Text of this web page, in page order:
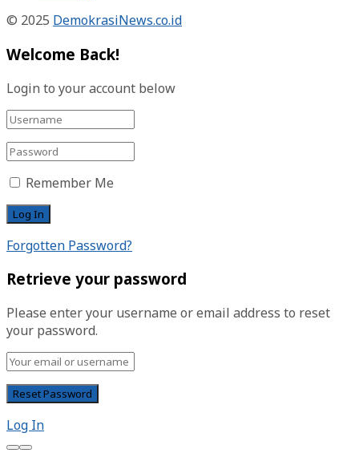
© 2025 DemokrasiNews.co.id
Welcome Back!
Login to your account below
Remember Me
Forgotten Password?
Retrieve your password
Please enter your username or email address to reset
your password.
Log In